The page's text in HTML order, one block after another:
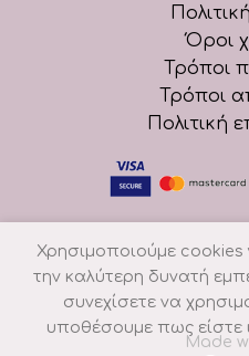
Όροι
Τρόποι
Τρόποι
Πολιτική
Made
Χρησιμοποιούμε
την καλύτερη δυνατή
συνεχίσετε να
υποθέσουμε πως είστε